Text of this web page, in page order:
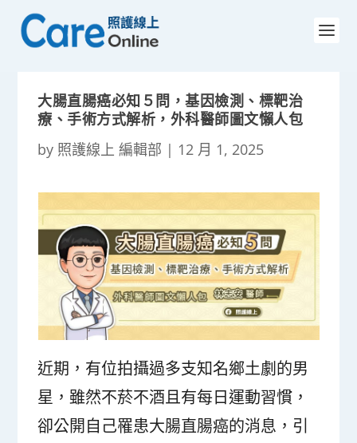
大腸直腸癌必知５問，基因檢測、標靶治
療、手術方式解析，外科醫師圖文懶人包
by 照護線上 編輯部 | 12 月 1, 2025
近期，有位拍攝過多支知名鄉土劇的男
星，雖然不菸不酒且有每日運動習慣，
卻公開自己罹患大腸直腸癌的消息，引